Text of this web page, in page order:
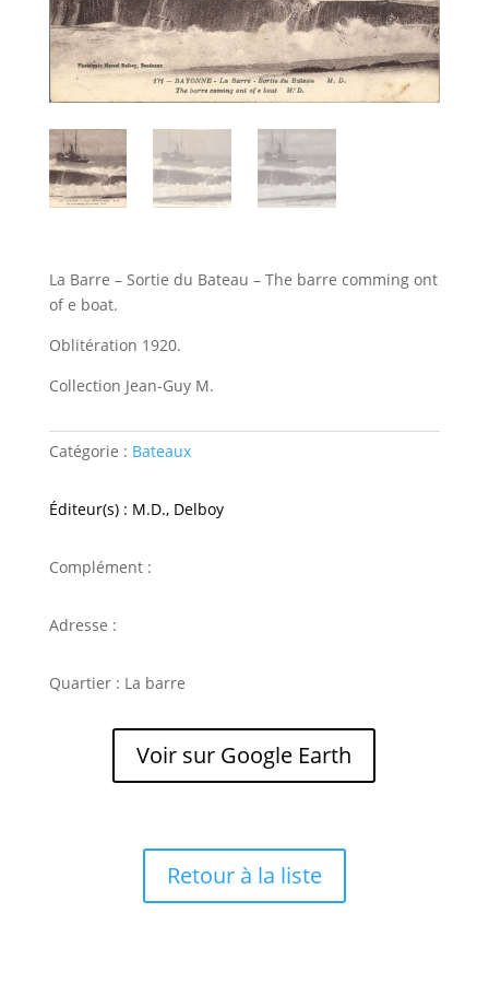
La Barre – Sortie du Bateau – The barre comming ont
of e boat.
Oblitération 1920.
Collection Jean-Guy M.
Catégorie : Bateaux
Éditeur(s) : M.D., Delboy
Complément :
Adresse :
Quartier : La barre
Voir sur Google Earth
Retour à la liste